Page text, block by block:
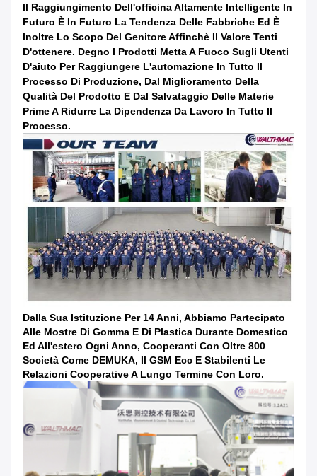
Il Raggiungimento Dell'officina Altamente Intelligente In
Futuro È In Futuro La Tendenza Delle Fabbriche Ed È
Inoltre Lo Scopo Del Genitore Affinchè Il Valore Tenti
D'ottenere. Degno I Prodotti Metta A Fuoco Sugli Utenti
D'aiuto Per Raggiungere L'automazione In Tutto Il
Processo Di Produzione, Dal Miglioramento Della
Qualità Del Prodotto E Dal Salvataggio Delle Materie
Prime A Ridurre La Dipendenza Da Lavoro In Tutto Il
Processo.
Dalla Sua Istituzione Per 14 Anni, Abbiamo Partecipato
Alle Mostre Di Gomma E Di Plastica Durante Domestico
Ed All'estero Ogni Anno, Cooperanti Con Oltre 800
Società Come DEMUKA, Il GSM Ecc E Stabilenti Le
Relazioni Cooperative A Lungo Termine Con Loro.